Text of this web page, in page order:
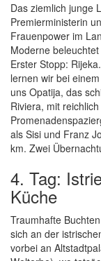
Das ziemlich junge
Premierministerin
Frauenpower im
Moderne
Erster Stopp:
lernen wir bei
uns Opatija, das
Riviera, mit
als Sisi und Franz
km. Zwei
4. Tag:
Küche
Traumhafte
sich an der
vorbei an